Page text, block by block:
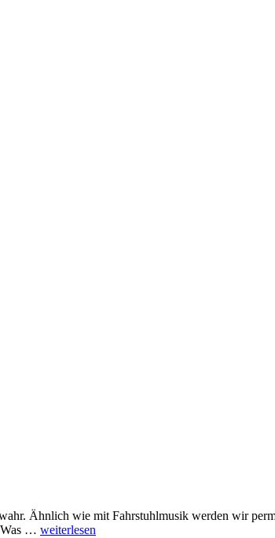
Ähnlich wie mit Fahrstuhlmusik werden wir
Was … weiterlesen